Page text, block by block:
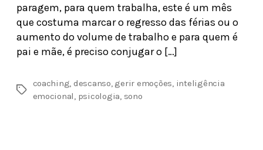
paragem, para quem trabalha, este é um mês
que costuma marcar o regresso das férias ou o
aumento do volume de trabalho e para quem é
pai e mãe, é preciso conjugar o […]
coaching, descanso, gerir emoções, inteligência
emocional, psicologia, sono